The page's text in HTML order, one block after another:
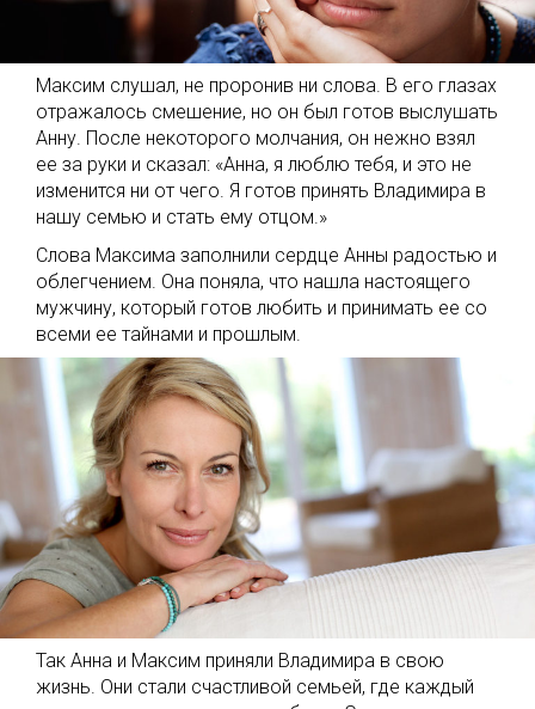
Максим слушал, не проронив ни слова. В его глазах
отражалось смешение, но он был готов выслушать
Анну. После некоторого молчания, он нежно взял
ее за руки и сказал: «Анна, я люблю тебя, и это не
изменится ни от чего. Я готов принять Владимира в
нашу семью и стать ему отцом.»
Слова Максима заполнили сердце Анны радостью и
облегчением. Она поняла, что нашла настоящего
мужчину, который готов любить и принимать ее со
всеми ее тайнами и прошлым.
Так Анна и Максим приняли Владимира в свою
жизнь. Они стали счастливой семьей, где каждый